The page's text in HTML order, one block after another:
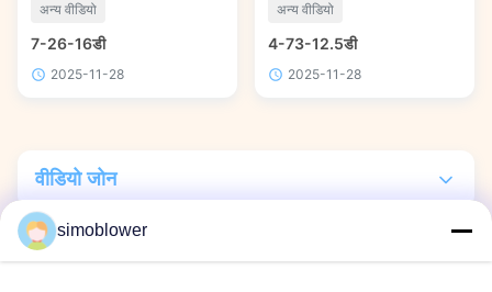
अन्य वीडियो
7-26-16डी
2025-11-28
अन्य वीडियो
4-73-12.5डी
2025-11-28
वीडियो जोन
सभी वीडियो
simoblower